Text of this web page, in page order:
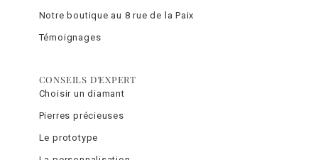
Notre boutique au 8 rue de la Paix
Témoignages
CONSEILS D'EXPERT
Choisir un diamant
Pierres précieuses
Le prototype